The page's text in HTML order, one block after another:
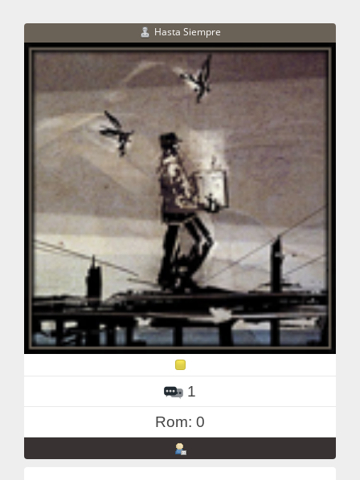
Hasta Siempre
1
Rom: 0